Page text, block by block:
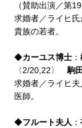
（賛助出演／第
求婚者／ライヒ
貴族の若者。
◆カーユス博士：
〈2/20,22〉駒
求婚者／ライヒ
医師。
◆フルート夫人 ：